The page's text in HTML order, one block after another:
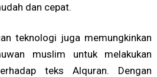
dan cepat.
teknologi juga memungkinkan
muslim untuk melakukan
teks Alquran. Dengan